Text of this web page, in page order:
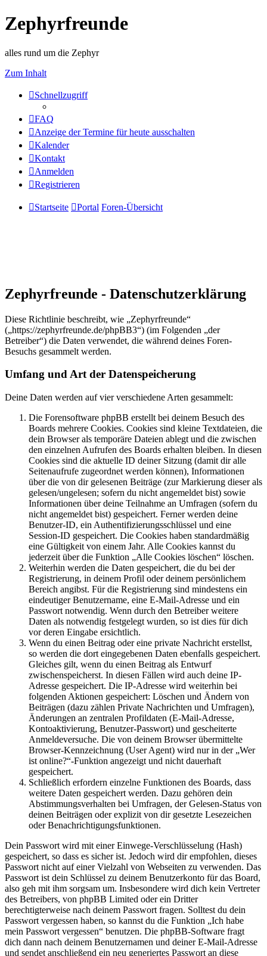
Zephyrfreunde
alles rund um die Zephyr
Zum Inhalt
Schnellzugriff
FAQ
Anzeige der Termine für heute ausschalten
Kalender
Kontakt
Anmelden
Registrieren
Startseite Portal Foren-Übersicht
Zephyrfreunde - Datenschutzerklärung
Diese Richtlinie beschreibt, wie „Zephyrfreunde“
(„https://zephyrfreunde.de/phpBB3“) (im Folgenden „der
Betreiber“) die Daten verwendet, die während deines Foren-
Besuchs gesammelt werden.
Umfang und Art der Datenspeicherung
Deine Daten werden auf vier verschiedene Arten gesammelt:
Die Forensoftware phpBB erstellt bei deinem Besuch des
Boards mehrere Cookies. Cookies sind kleine Textdateien, die
dein Browser als temporäre Dateien ablegt und die zwischen
den einzelnen Aufrufen des Boards erhalten bleiben. In diesen
Cookies sind die aktuelle ID deiner Sitzung (damit dir alle
Seitenaufrufe zugeordnet werden können), Informationen
über die von dir gelesenen Beiträge (zur Markierung dieser als
gelesen/ungelesen; sofern du nicht angemeldet bist) sowie
Informationen über deine Teilnahme an Umfragen (sofern du
nicht angemeldet bist) gespeichert. Ferner werden deine
Benutzer-ID, ein Authentifizierungsschlüssel und eine
Session-ID gespeichert. Die Cookies haben standardmäßig
eine Gültigkeit von einem Jahr. Alle Cookies kannst du
jederzeit über die Funktion „Alle Cookies löschen“ löschen.
Weiterhin werden die Daten gespeichert, die du bei der
Registrierung, in deinem Profil oder deinem persönlichem
Bereich angibst. Für die Registrierung sind mindestens ein
eindeutiger Benutzername, eine E-Mail-Adresse und ein
Passwort notwendig. Wenn durch den Betreiber weitere
Daten als notwendig festgelegt wurden, so ist dies für dich
vor deren Eingabe ersichtlich.
Wenn du einen Beitrag oder eine private Nachricht erstellst,
so werden die dort eingegebenen Daten ebenfalls gespeichert.
Gleiches gilt, wenn du einen Beitrag als Entwurf
zwischenspeicherst. In diesen Fällen wird auch deine IP-
Adresse gespeichert. Die IP-Adresse wird weiterhin bei
folgenden Aktionen gespeichert: Löschen und Ändern von
Beiträgen (dazu zählen Private Nachrichten und Umfragen),
Änderungen an zentralen Profildaten (E-Mail-Adresse,
Kontoaktivierung, Benutzer-Passwort) und gescheiterte
Anmeldeversuche. Die von deinem Browser übermittelte
Browser-Kennzeichnung (User Agent) wird nur in der „Wer
ist online?“-Funktion angezeigt und nicht dauerhaft
gespeichert.
Schließlich erfordern einzelne Funktionen des Boards, dass
weitere Daten gespeichert werden. Dazu gehören dein
Abstimmungsverhalten bei Umfragen, der Gelesen-Status von
deinen Beiträgen oder explizit von dir gesetzte Lesezeichen
oder Benachrichtigungsfunktionen.
Dein Passwort wird mit einer Einwege-Verschlüsselung (Hash)
gespeichert, so dass es sicher ist. Jedoch wird dir empfohlen, dieses
Passwort nicht auf einer Vielzahl von Webseiten zu verwenden. Das
Passwort ist dein Schlüssel zu deinem Benutzerkonto für das Board,
also geh mit ihm sorgsam um. Insbesondere wird dich kein Vertreter
des Betreibers, von phpBB Limited oder ein Dritter
berechtigterweise nach deinem Passwort fragen. Solltest du dein
Passwort vergessen haben, so kannst du die Funktion „Ich habe
mein Passwort vergessen“ benutzen. Die phpBB-Software fragt
dich dann nach deinem Benutzernamen und deiner E-Mail-Adresse
und sendet anschließend ein neu generiertes Passwort an diese